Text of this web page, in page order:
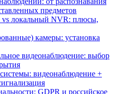
предметов
vs локальный NVR: плюсы,
камеры: установка
видеонаблюдение: выбор
видеонаблюдение +
GDPR и российское